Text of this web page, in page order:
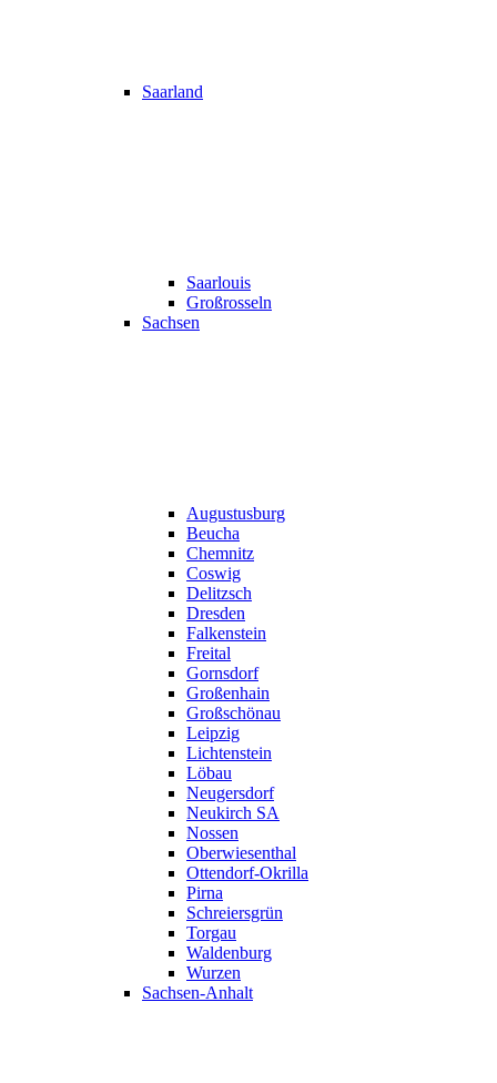
Saarland
Saarlouis
Großrosseln
Sachsen
Augustusburg
Beucha
Chemnitz
Coswig
Delitzsch
Dresden
Falkenstein
Freital
Gornsdorf
Großenhain
Großschönau
Leipzig
Lichtenstein
Löbau
Neugersdorf
Neukirch SA
Nossen
Oberwiesenthal
Ottendorf-Okrilla
Pirna
Schreiersgrün
Torgau
Waldenburg
Wurzen
Sachsen-Anhalt